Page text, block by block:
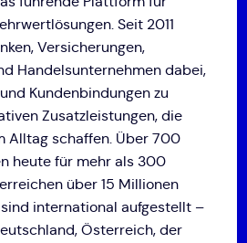
Seit 2011
Versicherungen,
Handelsunternehmen dabei,
Kundenbindungen zu
Zusatzleistungen, die
Alltag schaffen. Über 700
heute für mehr als 300
über 15 Millionen
sind international aufgestellt –
Österreich, der